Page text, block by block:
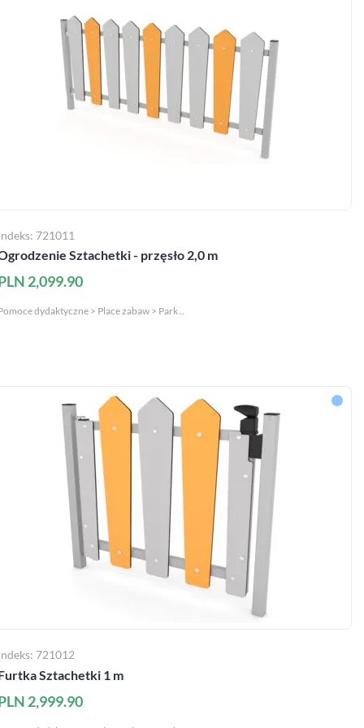
721011
Sztachetki - przęsło 2,0 m
2,099.90
dydaktyczne > Place zabaw > Park ..
721012
Sztachetki 1 m
2,999.90